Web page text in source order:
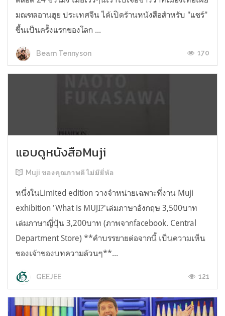
มณฑลอานฮุย ประเทศจีน ได้เปิดร้านหนังสือสำหรับ "แชร์"
ขึ้นเป็นครั้งแรกของโลก ...
Beam Tennyson 170
แอบดูหนังสือMuji
Muji ของคุณภาพดี ไม่มียี่ห้อ
หนึ่งในLimited edition วางจำหน่ายเฉพาะที่งาน Muji
exhibition 'What is MUJI?'เล่มภาษาอังกฤษ 3,500บาท
เล่มภาษาญี่ปุ้น 3,200บาท (ภาพจากfacebook. Central
Department Store) **คำบรรยายต่อจากนี้ เป็นความเห็น
ของเจ้าของบทความล้วนๆ**...
GEEJEE 121